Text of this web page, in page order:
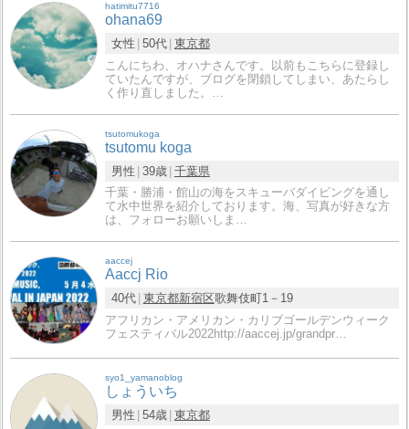
hatimitu7716
ohana69
女性 50代 東京都
こんにちわ、オハナさんです。以前もこちらに登録し
ていたんですが、ブログを閉鎖してしまい、あたらし
く作り直しました。…
tsutomukoga
tsutomu koga
男性 39歳 千葉県
千葉・勝浦・館山の海をスキューバダイビングを通し
て水中世界を紹介しております。海、写真が好きな方
は、フォローお願いしま…
aaccej
Aaccj Rio
40代 東京都新宿区歌舞伎町1－19
アフリカン・アメリカン・カリブゴールデンウィーク
フェスティバル2022http://aaccej.jp/grandpr…
syo1_yamanoblog
しょういち
男性 54歳 東京都